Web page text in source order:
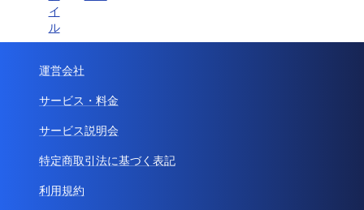
イ
ル
運営会社
サービス・料金
サービス説明会
特定商取引法に基づく表記
利用規約